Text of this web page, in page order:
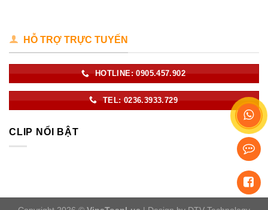
HỖ TRỢ TRỰC TUYẾN
HOTLINE: 0905.457.902
TEL: 0236.3933.729
CLIP NỔI BẬT